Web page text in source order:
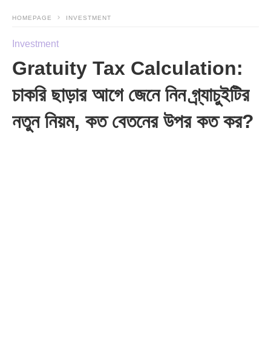
HOMEPAGE INVESTMENT
Investment
Gratuity Tax Calculation:
চাকরি ছাড়ার আগে জেনে নিন গ্র্যাচুইটির
নতুন নিয়ম, কত বেতনের উপর কত কর?